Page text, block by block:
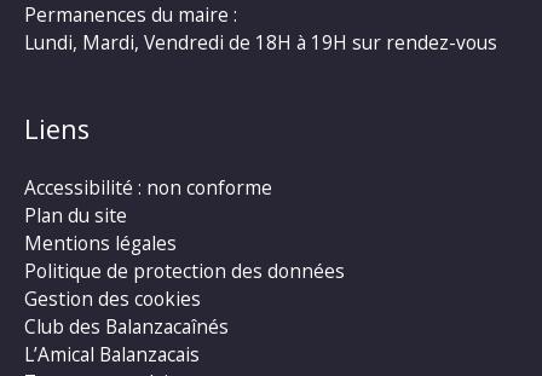
Permanences du maire :
Lundi, Mardi, Vendredi de 18H à 19H sur rendez-vous
Liens
Accessibilité : non conforme
Plan du site
Mentions légales
Politique de protection des données
Gestion des cookies
Club des Balanzacaînés
L’Amical Balanzacais